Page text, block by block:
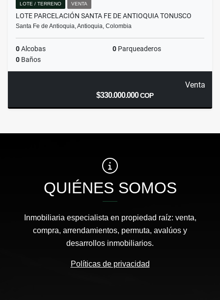
LOTE / TERRENO VENTA
LOTE PARCELACIÓN SANTA FE DE ANTIOQUIA TONUSCO
Santa Fe de Antioquia, Antioquia, Colombia
0Alcobas 0 Parqueaderos
0 Baños
Venta
$330.000.000COP
QUIÉNES SOMOS
Inmobiliaria especialista en propiedad raíz: venta,
compra, arrendamientos, permuta, avalúos y
desarrollos inmobiliarios.
Políticas de privacidad